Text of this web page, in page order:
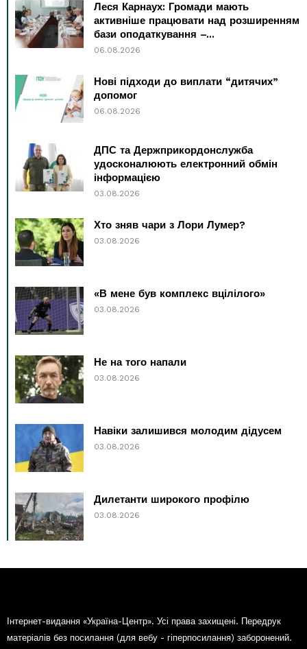
Леся Карнаух: Громади мають
активніше працювати над розширенням
бази оподаткування –...
06.08.2026
Нові підходи до виплати “дитячих”
допомог
06.08.2026
ДПС та Держприкордонслужба
удосконалюють електронний обмін
інформацією
03.08.2026
Хто зняв чари з Лори Лумер?
03.08.2026
«В мене був комплекс вцілілого»
03.08.2026
Не на того напали
03.08.2026
Навіки залишився молодим дідусем
03.08.2026
Дилетанти широкого профілю
03.08.2026
Інтернет-видання «Україна-Центр». Усі права захищені. Передрук
матеріалів без посилання (для вебу - гіперпосилання) заборонений.